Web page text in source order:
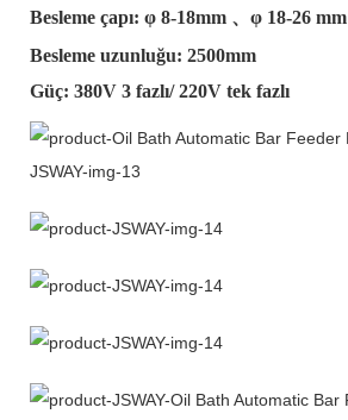
Besleme çapı: φ 8-18mm 、φ 18-26 mm
Besleme uzunluğu: 2500mm
Güç: 380V 3 fazlı/ 220V tek fazlı